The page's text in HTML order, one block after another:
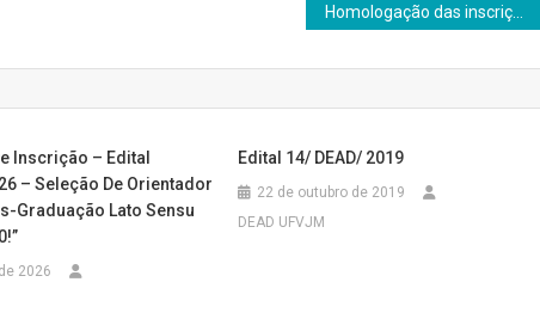
Inscrição – Edital
– Seleção De Orientador
Graduação Lato Sensu
2026
Edital 14/ DEAD/ 2019
22 de outubro de 2019
DEAD UFVJM